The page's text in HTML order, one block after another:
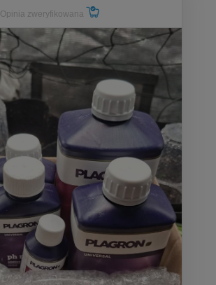
Opinia zweryfikowana